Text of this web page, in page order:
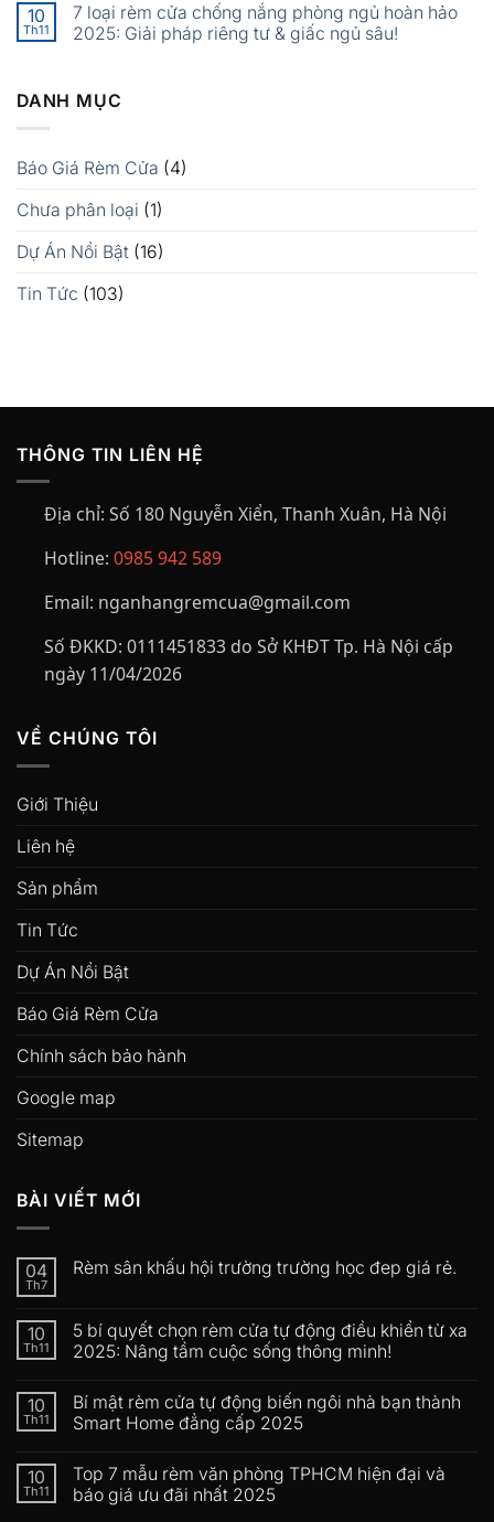
10
Th11
7 loại rèm cửa chống nắng phòng ngủ hoàn hảo
2025: Giải pháp riêng tư & giấc ngủ sâu!
DANH MỤC
Báo Giá Rèm Cửa (4)
Chưa phân loại (1)
Dự Án Nổi Bật (16)
Tin Tức (103)
THÔNG TIN LIÊN HỆ
Địa chỉ: Số 180 Nguyễn Xiển, Thanh Xuân, Hà Nội
Hotline: 0985 942 589
Email: nganhangremcua@gmail.com
Số ĐKKD: 0111451833 do Sở KHĐT Tp. Hà Nội cấp
ngày 11/04/2026
VỀ CHÚNG TÔI
Giới Thiệu
Liên hệ
Sản phẩm
Tin Tức
Dự Án Nổi Bật
Báo Giá Rèm Cửa
Chính sách bảo hành
Google map
Sitemap
BÀI VIẾT MỚI
04
Th7
Rèm sân khấu hội trường trường học đep giá rẻ.
10
Th11
5 bí quyết chọn rèm cửa tự động điều khiển từ xa
2025: Nâng tầm cuộc sống thông minh!
10
Th11
Bí mật rèm cửa tự động biến ngôi nhà bạn thành
Smart Home đẳng cấp 2025
10
Th11
Top 7 mẫu rèm văn phòng TPHCM hiện đại và
báo giá ưu đãi nhất 2025